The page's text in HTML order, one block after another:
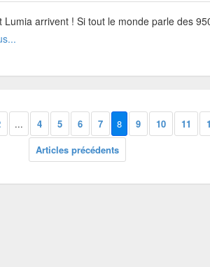
arrivent ! Si tout le monde parle des
... 4 5 6 7 8 9 10 11
Articles précédents